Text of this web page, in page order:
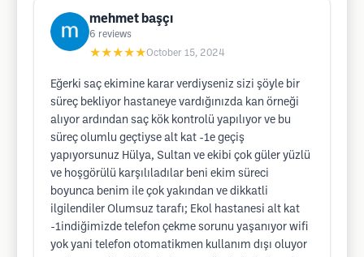
mehmet başçı
6 reviews
★★★★★October 15, 2024
Eğerki saç ekimine karar verdiyseniz sizi şöyle bir
süreç bekliyor hastaneye vardığınızda kan örneği
alıyor ardından saç kök kontrolü yapılıyor ve bu
süreç olumlu geçtiyse alt kat -1e geçiş
yapıyorsunuz Hülya, Sultan ve ekibi çok güler yüzlü
ve hoşgörülü karşılıladılar beni ekim süreci
boyunca benim ile çok yakından ve dikkatli
ilgilendiler Olumsuz tarafı; Ekol hastanesi alt kat
-1indiğimizde telefon çekme sorunu yaşanıyor wifi
yok yani telefon otomatikmen kullanım dışı oluyor